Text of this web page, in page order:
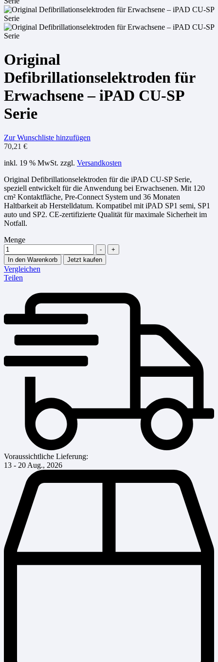
Original
Defibrillationselektroden für
Erwachsene – iPAD CU-SP
Serie
Zur Wunschliste hinzufügen
70,21 €
inkl. 19 % MwSt. zzgl. Versandkosten
Original Defibrillationselektroden für die iPAD CU-SP Serie,
speziell entwickelt für die Anwendung bei Erwachsenen. Mit 120
cm² Kontaktfläche, Pre-Connect System und 36 Monaten
Haltbarkeit ab Herstelldatum. Kompatibel mit iPAD SP1 semi, SP1
auto und SP2. CE-zertifizierte Qualität für maximale Sicherheit im
Notfall.
Menge
-
+
In den Warenkorb
Jetzt kaufen
Vergleichen
Teilen
Voraussichtliche Lieferung:
13 - 20 Aug., 2026